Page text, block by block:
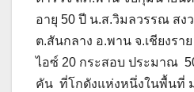
อายุ 50 ปี น.ส.วิมลวรรณ สง
ต.สันกลาง อ.พาน จ.เชียงรา
ไอซ์ 20 กระสอบ ประมาณ
คัน ที่โกดังแห่งหนึ่งในพื้นที่